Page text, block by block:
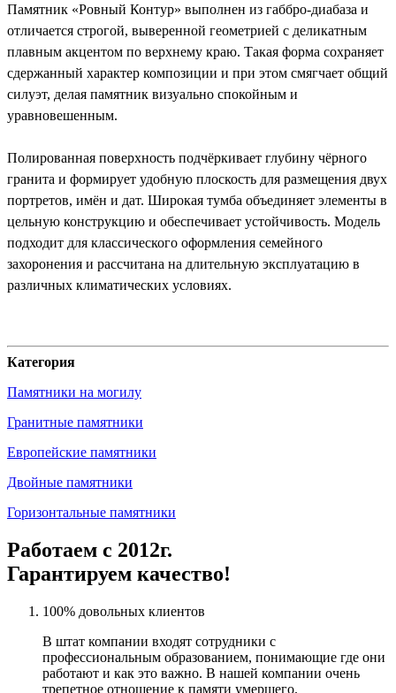
Памятник «Ровный Контур» выполнен из габбро-диабаза и
отличается строгой, выверенной геометрией с деликатным
плавным акцентом по верхнему краю. Такая форма сохраняет
сдержанный характер композиции и при этом смягчает общий
силуэт, делая памятник визуально спокойным и
уравновешенным.
Полированная поверхность подчёркивает глубину чёрного
гранита и формирует удобную плоскость для размещения двух
портретов, имён и дат. Широкая тумба объединяет элементы в
цельную конструкцию и обеспечивает устойчивость. Модель
подходит для классического оформления семейного
захоронения и рассчитана на длительную эксплуатацию в
различных климатических условиях.
Категория
Памятники на могилу
Гранитные памятники
Европейские памятники
Двойные памятники
Горизонтальные памятники
Работаем с 2012г.
Гарантируем качество!
100% довольных клиентов
В штат компании входят сотрудники с
профессиональным образованием, понимающие где они
работают и как это важно. В нашей компании очень
трепетное отношение к памяти умершего.